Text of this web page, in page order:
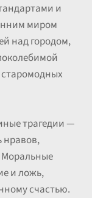
и
миром
над городом,
трагедии —
нравов,
Моральные
и ложь,
счастью.